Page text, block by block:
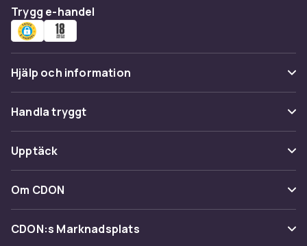
Trygg e-handel
Hjälp och information
Vanliga frågor
Spåra paket
Ångra & Returnera här
Kundservice
Handla tryggt
Betalning
Leverans
Återkallelser
Upptäck
Kategorier
Varumärken
Om CDON
Om oss
CDON:s Marknadsplats